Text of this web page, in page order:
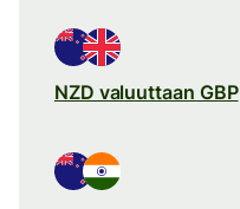
NZD valuuttaan GBP